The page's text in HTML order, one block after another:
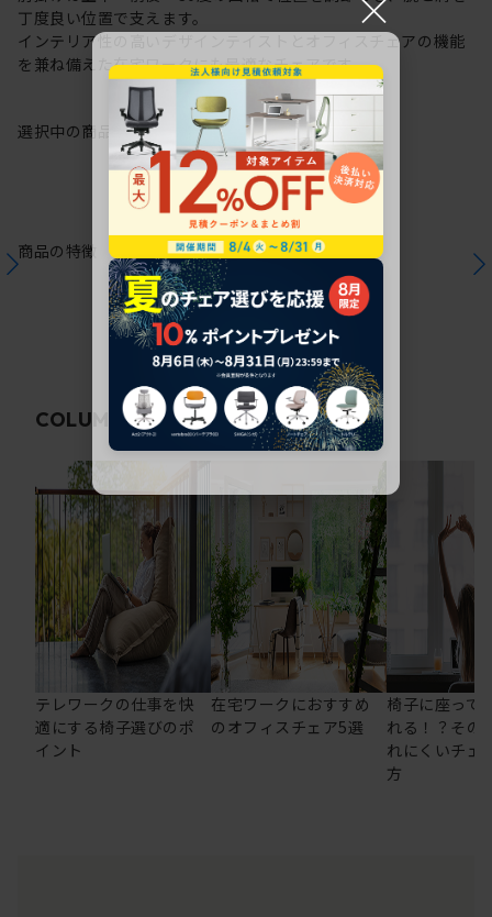
丁度良い位置で支えます。
インテリア性の高いデザインテイストとオフィスチェアの機能
を兼ね備えた在宅ワークにも最適なチェアです。
選択中の商品情報保証 注意事項
商品の特徴
COLUMN関連コラム
テレワークの仕事を快
適にする椅子選びのポ
イント
在宅ワークにおすすめ
のオフィスチェア5選
椅子に座って
れる！？その
れにくいチェ
方